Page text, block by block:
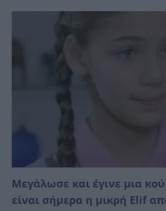
Μεγάλωσε και έγινε μια
είναι σήμερα η μικρή Elif